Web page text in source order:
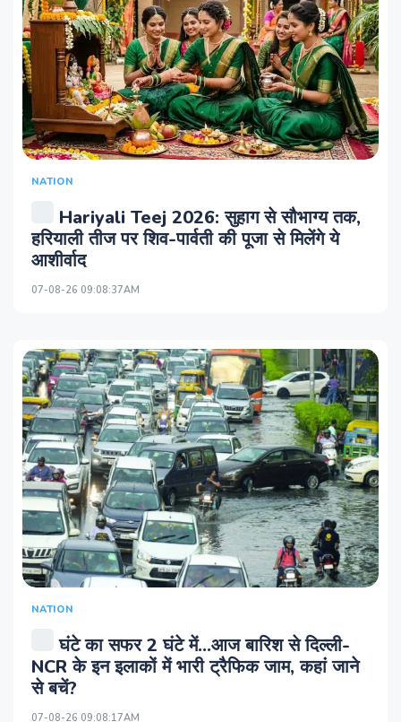
NATION
Hariyali Teej 2026: सुहाग से सौभाग्य तक,
हरियाली तीज पर शिव-पार्वती की पूजा से मिलेंगे ये
आशीर्वाद
07-08-26 09:08:37AM
NATION
घंटे का सफर 2 घंटे में...आज बारिश से दिल्ली-
NCR के इन इलाकों में भारी ट्रैफिक जाम, कहां जाने
से बचें?
07-08-26 09:08:17AM